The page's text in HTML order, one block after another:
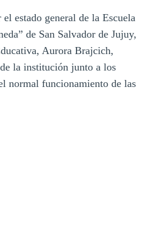
estado general de la Escuela
de San Salvador de Jujuy,
Aurora Brajcich,
la institución junto a los
normal funcionamiento de las